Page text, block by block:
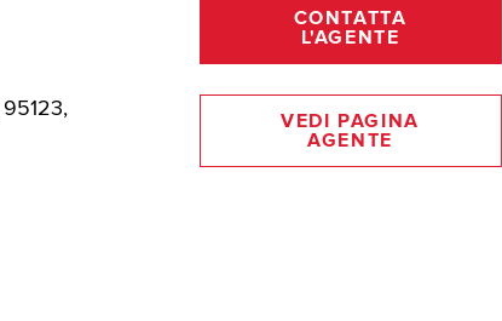
CONTATTA
L'AGENTE
VEDI PAGINA
AGENTE